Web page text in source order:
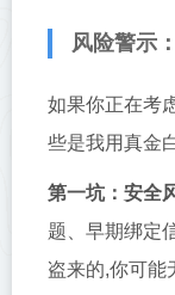
风险警示
如果你正在考
些是我用真金
第一坑：安全
题、早期绑定
盗来的,你可能